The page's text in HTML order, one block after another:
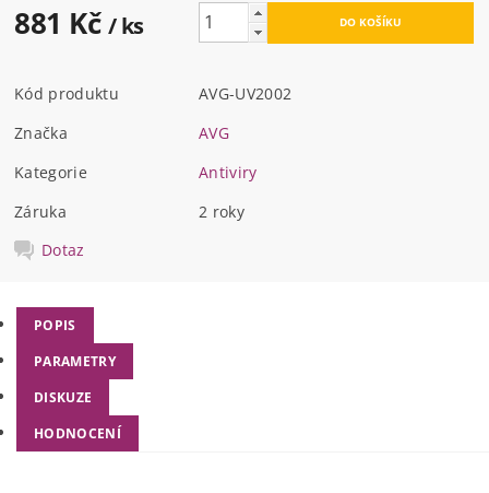
881 Kč / ks
Kód produktu
AVG-UV2002
Značka
AVG
Kategorie
Antiviry
Záruka
2 roky
Dotaz
POPIS
PARAMETRY
DISKUZE
HODNOCENÍ